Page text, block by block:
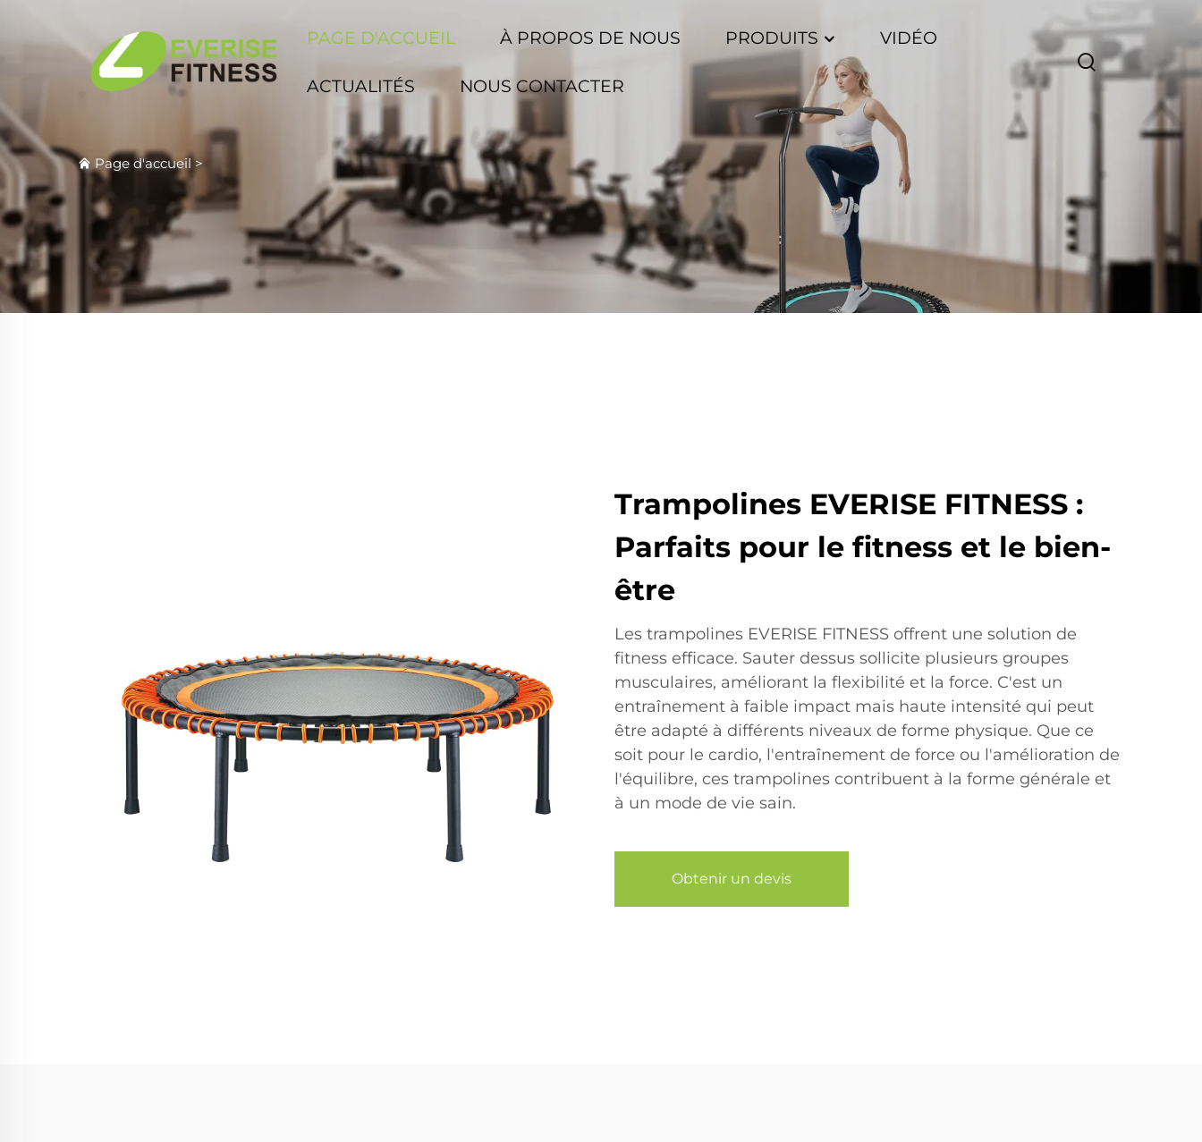
PAGE D'ACCUEIL À PROPOS DE NOUS PRODUITS VIDÉO
ACTUALITÉS NOUS CONTACTER
Page d'accueil>
Trampolines EVERISE FITNESS :
Parfaits pour le fitness et le bien-
être
Les trampolines EVERISE FITNESS offrent une solution de
fitness efficace. Sauter dessus sollicite plusieurs groupes
musculaires, améliorant la flexibilité et la force. C'est un
entraînement à faible impact mais haute intensité qui peut
être adapté à différents niveaux de forme physique. Que ce
soit pour le cardio, l'entraînement de force ou l'amélioration de
l'équilibre, ces trampolines contribuent à la forme générale et
à un mode de vie sain.
Obtenir un devis